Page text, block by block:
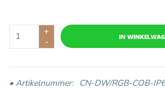
+
-
IN
• Artikelnummer:
CN-DW/RGB-COB-